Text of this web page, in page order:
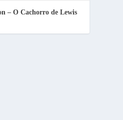
– O Cachorro de Lewis